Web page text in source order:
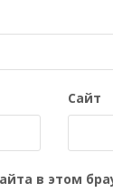
Сайт
в этом